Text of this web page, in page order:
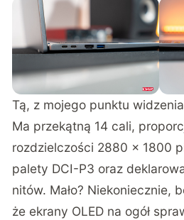
Tą, z mojego punktu
Ma przekątną 14 cali,
rozdzielczości 2880 x 1800
palety DCI-P3 oraz
nitów. Mało? Niekoniecznie,
że ekrany OLED na ogół